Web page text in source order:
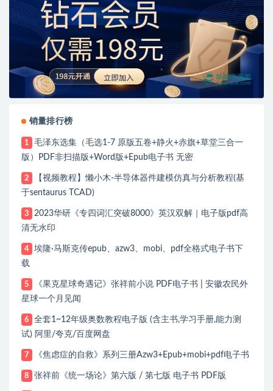
销量排行榜
1
毛泽东选集（毛选1-7 原版五卷+静火+赤旗+草堂三合一
版）PDF非扫描版+Word版+Epub电子书 无密
2
【视频教程】懒小木-半导体器件建模仿真与分析教程(基
于sentaurus TCAD)
3
2023华研《专四词汇突破8000》英汉双解｜电子版pdf高
清无水印
4
埃隆·马斯克传epub、azw3、mobi、pdf全格式电子书下
载
5
《果克星球奇遇记》张祥前小说 PDF电子书 | 安徽农民外
星球一个月见闻
6
全套1~12年级奥数教程电子版 (含主书,学习手册,能力测
试) 阿里/夸克/百度网盘
7 《焦虑症的自救》系列三册Azw3+Epub+mobi+pdf电子书
8 张祥前《统一场论》第六版 / 第七版 电子书 PDF版